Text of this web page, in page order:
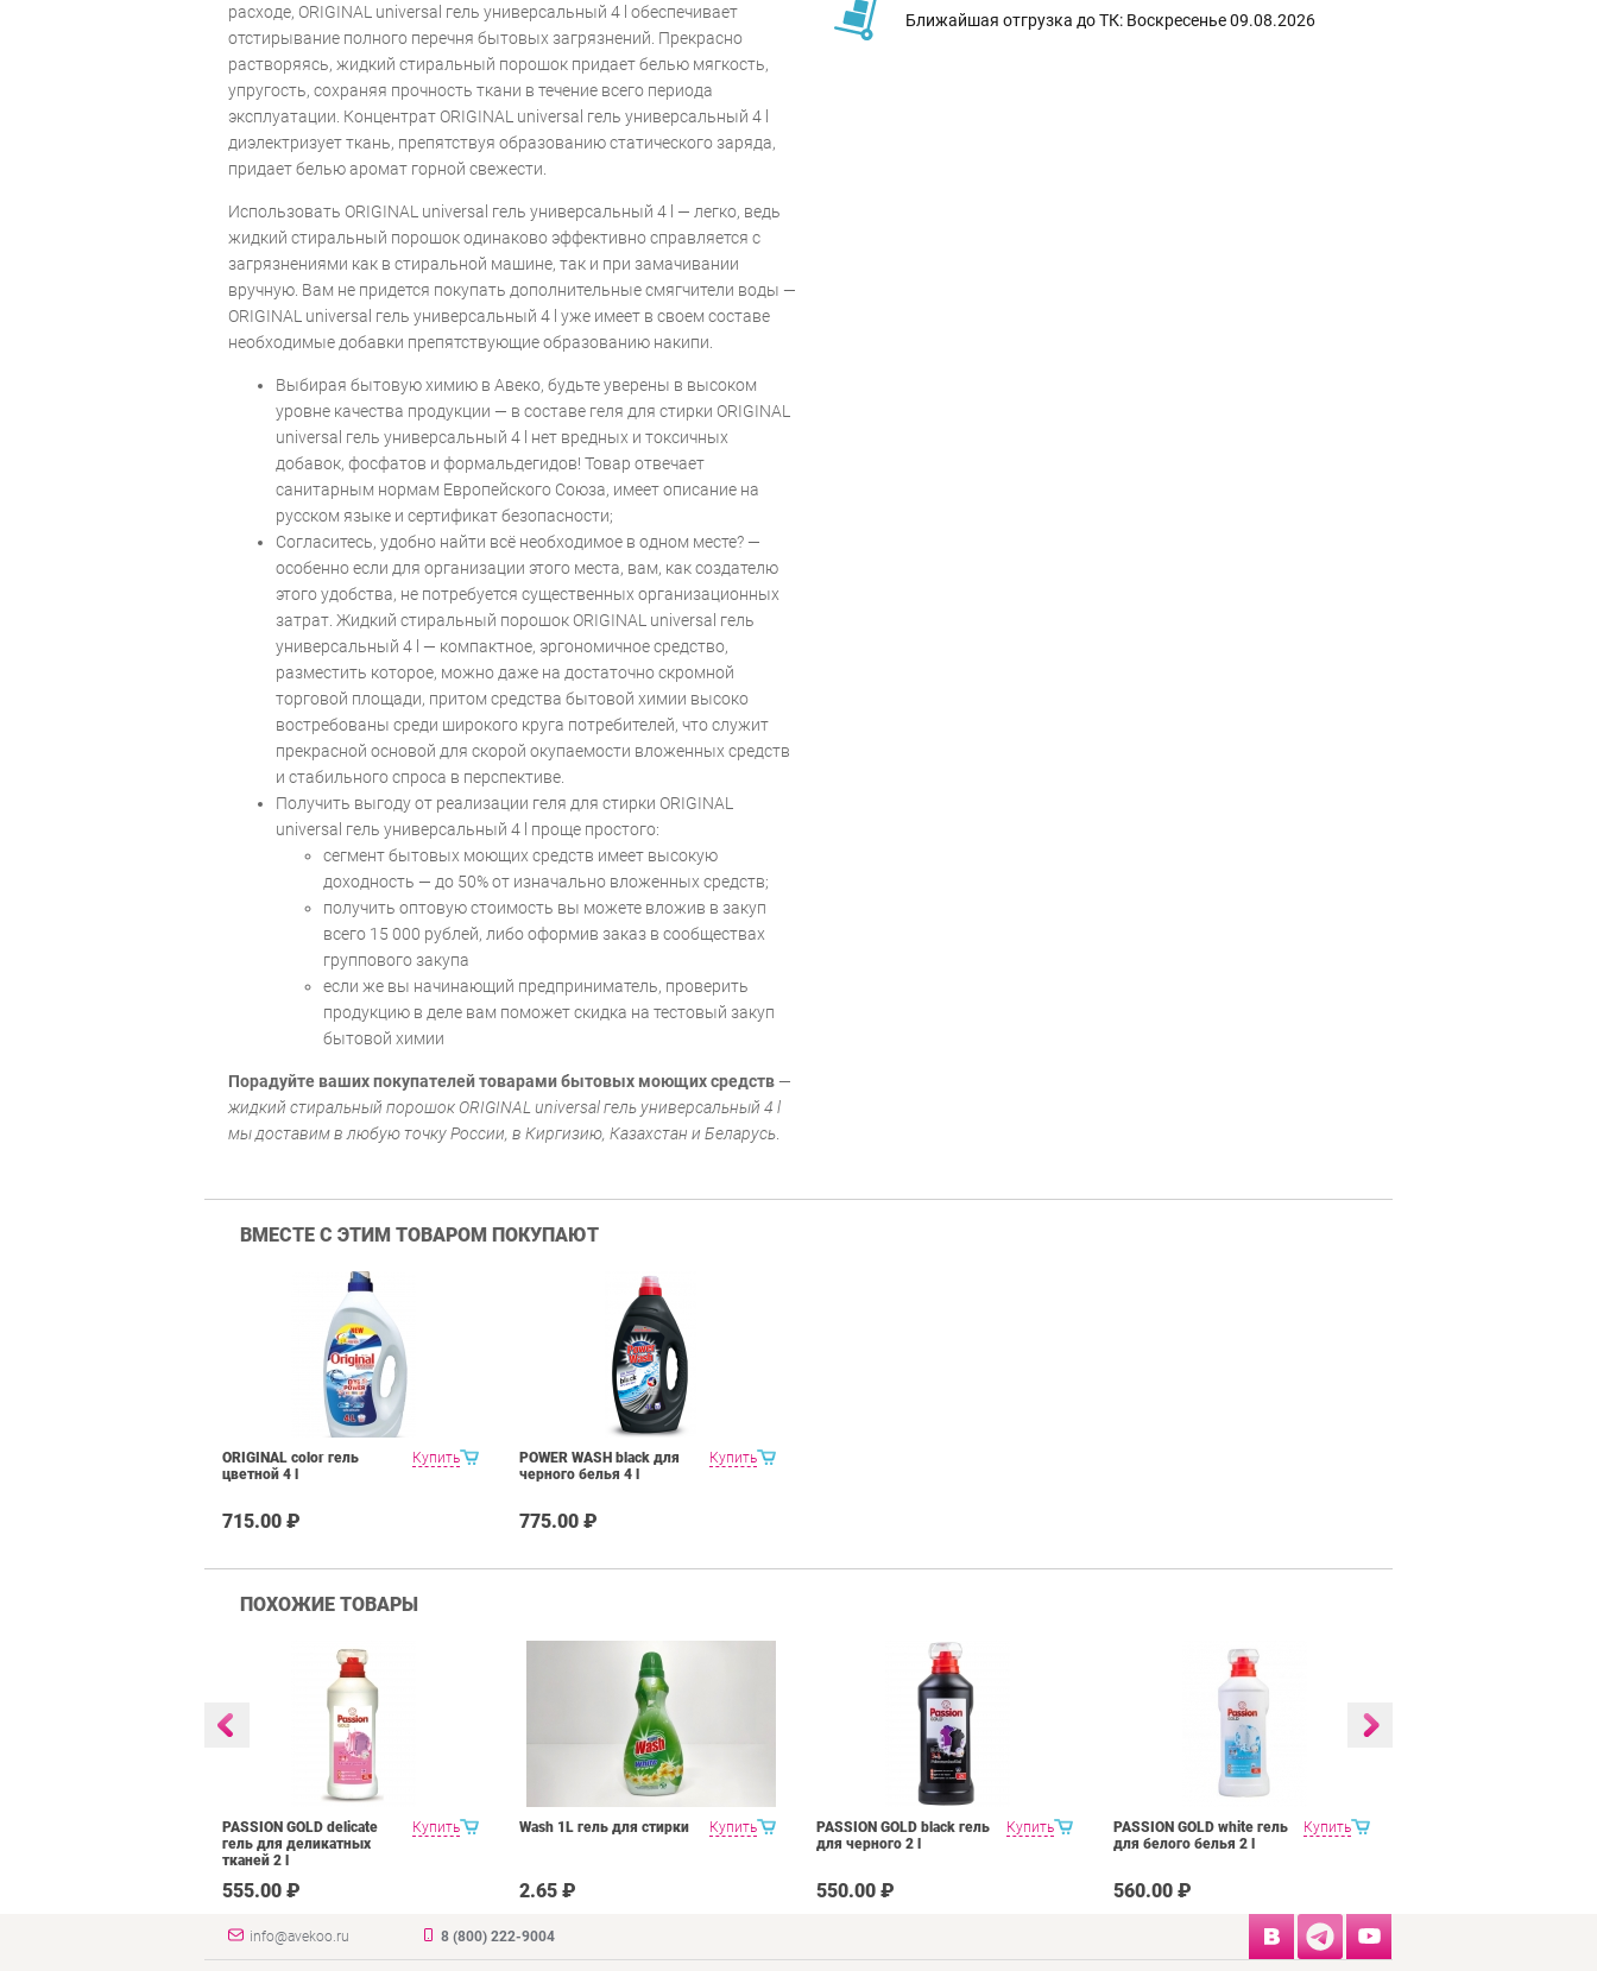
Ближайшая отгрузка до ТК: Воскресенье 09.08.2026
расходе, ORIGINAL universal гель универсальный 4 l обеспечивает
отстирывание полного перечня бытовых загрязнений. Прекрасно
растворяясь, жидкий стиральный порошок придает белью мягкость,
упругость, сохраняя прочность ткани в течение всего периода
эксплуатации. Концентрат ORIGINAL universal гель универсальный 4 l
диэлектризует ткань, препятствуя образованию статического заряда,
придает белью аромат горной свежести.
Использовать ORIGINAL universal гель универсальный 4 l — легко, ведь
жидкий стиральный порошок одинаково эффективно справляется с
загрязнениями как в стиральной машине, так и при замачивании
вручную. Вам не придется покупать дополнительные смягчители воды —
ORIGINAL universal гель универсальный 4 l уже имеет в своем составе
необходимые добавки препятствующие образованию накипи.
Выбирая бытовую химию в Авеко, будьте уверены в высоком
уровне качества продукции — в составе геля для стирки ORIGINAL
universal гель универсальный 4 l нет вредных и токсичных
добавок, фосфатов и формальдегидов! Товар отвечает
санитарным нормам Европейского Союза, имеет описание на
русском языке и сертификат безопасности;
Согласитесь, удобно найти всё необходимое в одном месте? —
особенно если для организации этого места, вам, как создателю
этого удобства, не потребуется существенных организационных
затрат. Жидкий стиральный порошок ORIGINAL universal гель
универсальный 4 l — компактное, эргономичное средство,
разместить которое, можно даже на достаточно скромной
торговой площади, притом средства бытовой химии высоко
востребованы среди широкого круга потребителей, что служит
прекрасной основой для скорой окупаемости вложенных средств
и стабильного спроса в перспективе.
Получить выгоду от реализации геля для стирки ORIGINAL
universal гель универсальный 4 l проще простого:
сегмент бытовых моющих средств имеет высокую
доходность — до 50% от изначально вложенных средств;
получить оптовую стоимость вы можете вложив в закуп
всего 15 000 рублей, либо оформив заказ в сообществах
группового закупа
если же вы начинающий предприниматель, проверить
продукцию в деле вам поможет скидка на тестовый закуп
бытовой химии
Порадуйте ваших покупателей товарами бытовых моющих средств —
жидкий стиральный порошок ORIGINAL universal гель универсальный 4 l
мы доставим в любую точку России, в Киргизию, Казахстан и Беларусь
ВМЕСТЕ С ЭТИМ ТОВАРОМ ПОКУПАЮТ
Купить
ORIGINAL color гель
цветной 4 l
715.00 ₽
Купить
POWER WASH black для
черного белья 4 l
775.00 ₽
ПОХОЖИЕ ТОВАРЫ
Купить
PASSION GOLD delicate
гель для деликатных
тканей 2 l
555.00 ₽
Купить
Wash 1L гель для стирки
2.65 ₽
Купить
PASSION GOLD black гель
для черного 2 l
550.00 ₽
Купить
PASSION GOLD white гель
для белого белья 2 l
560.00 ₽
info@avekoo.ru 8 (800) 222-9004